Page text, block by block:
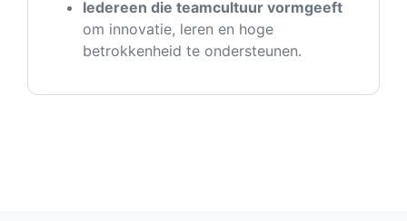
Iedereen die teamcultuur vormgeeft
om innovatie, leren en hoge
betrokkenheid te ondersteunen.